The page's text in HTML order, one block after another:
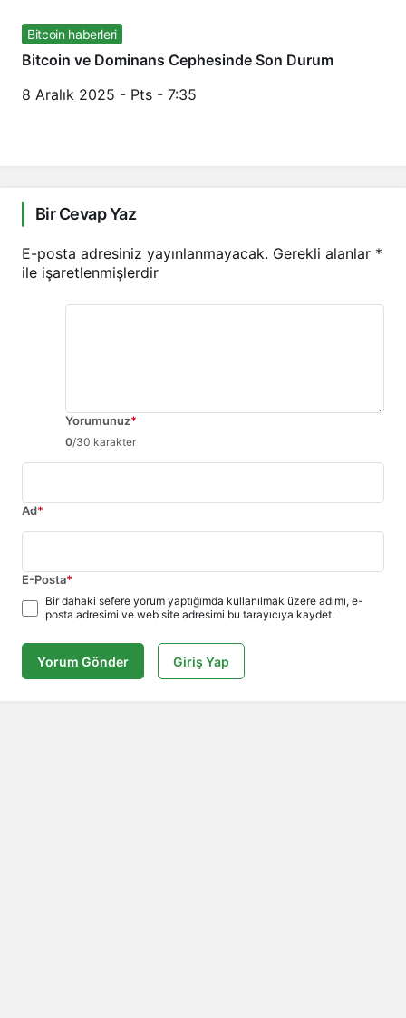
Bitcoin haberleri
Bitcoin ve Dominans Cephesinde Son Durum
8 Aralık 2025 - Pts - 7:35
Bir Cevap Yaz
E-posta adresiniz yayınlanmayacak. Gerekli alanlar *
ile işaretlenmişlerdir
Yorumunuz*
0/30 karakter
Ad*
E-Posta*
Bir dahaki sefere yorum yaptığımda kullanılmak üzere adımı, e-
posta adresimi ve web site adresimi bu tarayıcıya kaydet.
Yorum Gönder Giriş Yap